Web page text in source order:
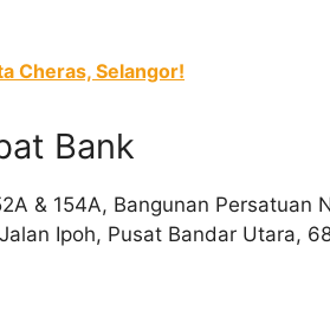
Cheras, Selangor!
Bank
& 154A, Bangunan Persatuan
Ipoh, Pusat Bandar Utara,